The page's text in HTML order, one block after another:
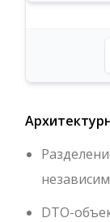
DTO-